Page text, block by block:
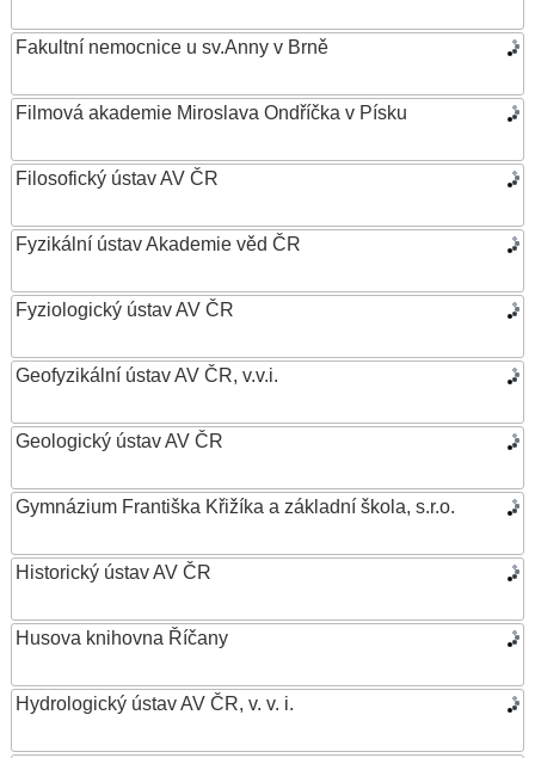
Fakultní nemocnice u sv.Anny v Brně
Filmová akademie Miroslava Ondříčka v Písku
Filosofický ústav AV ČR
Fyzikální ústav Akademie věd ČR
Fyziologický ústav AV ČR
Geofyzikální ústav AV ČR, v.v.i.
Geologický ústav AV ČR
Gymnázium Františka Křižíka a základní škola, s.r.o.
Historický ústav AV ČR
Husova knihovna Říčany
Hydrologický ústav AV ČR, v. v. i.